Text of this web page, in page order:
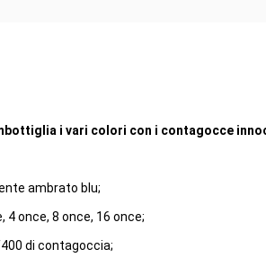
i vari colori con i contagocce
ambrato blu;
4 once, 8 once, 16 once;
di contagoccia;